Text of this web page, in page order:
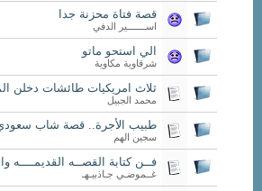
قصة فتاة محزنة جدا
اســـــــير الدفي
الي استحو ماتو
شرقاوية مكاوية
ثلاث امريكيات طائشات دخلن
محمد الجبيل
طبيب الأجرة.. قصة شاب
سجين الهم
فــن كتابة القصــه القديمــــه
غــموضـي جـاذبيـهـ